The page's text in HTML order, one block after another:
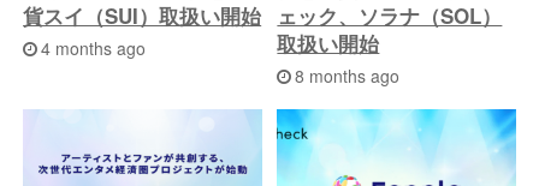
貨スイ（SUI）取扱い開始
4 months ago
ェック、ソラナ（SOL）
取扱い開始
8 months ago